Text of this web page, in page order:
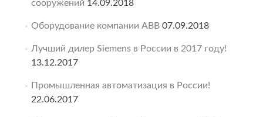
сооружений 14.09.2018
Оборудование компании ABB 07.09.2018
Лучший дилер Siemens в России в 2017 году!
13.12.2017
Промышленная автоматизация в России!
22.06.2017